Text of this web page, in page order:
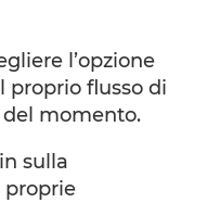
l’opzione
proprio flusso di
del momento.
sulla